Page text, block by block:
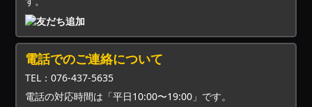
電話でのご連絡について
TEL：076-437-5635
電話の対応時間は「平日10:00〜19:00」です。